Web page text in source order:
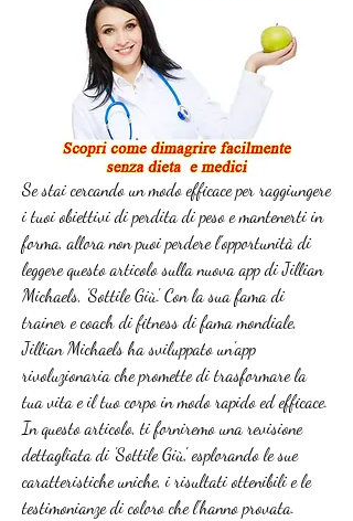
Se stai cercando un modo efficace per raggiungere
i tuoi obiettivi di perdita di peso e mantenerti in
forma, allora non puoi perdere l'opportunità di
leggere questo articolo sulla nuova app di Jillian
Michaels, 'Sottile Giù'. Con la sua fama di
trainer e coach di fitness di fama mondiale,
Jillian Michaels ha sviluppato un'app
rivoluzionaria che promette di trasformare la
tua vita e il tuo corpo in modo rapido ed efficace.
In questo articolo, ti forniremo una revisione
dettagliata di 'Sottile Giù', esplorando le sue
caratteristiche uniche, i risultati ottenibili e le
testimonianze di coloro che l'hanno provata.